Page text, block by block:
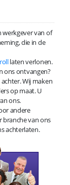
werkgever van of
die in de
laten verlonen.
ons ontvangen?
Wij maken
op maat. U
ons.
andere
van ons
achterlaten.